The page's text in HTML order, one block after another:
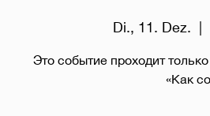
Di., 11. Dez.
Это событие проходит
«Как